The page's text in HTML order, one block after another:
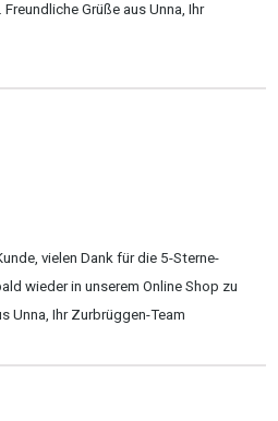
Grüße aus Unna, Ihr
vielen Dank für die 5-Sterne-
wieder in unserem Online Shop zu
Unna, Ihr Zurbrüggen-Team